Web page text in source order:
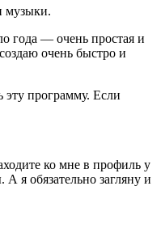
музыки.
года — очень простая и
очень быстро и
эту программу. Если
ко мне в профиль у
я обязательно загляну и